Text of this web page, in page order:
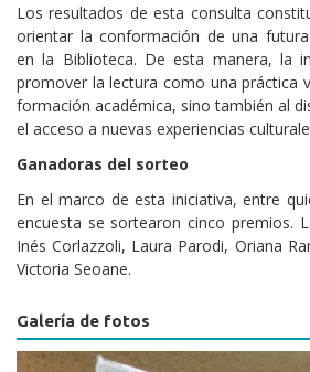
Los resultados de esta consulta
orientar la conformación de una
en la Biblioteca. De esta manera, la
promover la lectura como una práctica
formación académica, sino también al
el acceso a nuevas experiencias
Ganadoras del sorteo
En el marco de esta iniciativa, entre
encuesta se sortearon cinco premios.
Inés Corlazzoli, Laura Parodi, Oriana
Victoria Seoane.
Galería de fotos